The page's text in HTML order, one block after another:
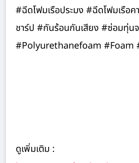
#ฉีดโฟมเรือประมง #ฉีดโฟมเรื
ชาร์ป #กันร้อนกันเสียง #ซ่อมทุ่
#Polyurethanefoam #Foam
ดูเพิ่มเติม :